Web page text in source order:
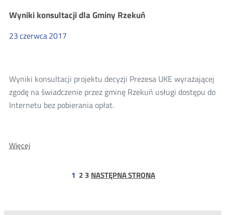
Margo-
s.c.
Wyniki konsultacji dla Gminy Rzekuń
23czerwca2017
Wyniki konsultacji projektu decyzji Prezesa UKE wyrażającej
zgodę na świadczenie przez gminę Rzekuń usługi dostępu do
Internetu bez pobierania opłat.
WięcejO:
1 strona
2 strona
3 NASTĘPNA STRONA